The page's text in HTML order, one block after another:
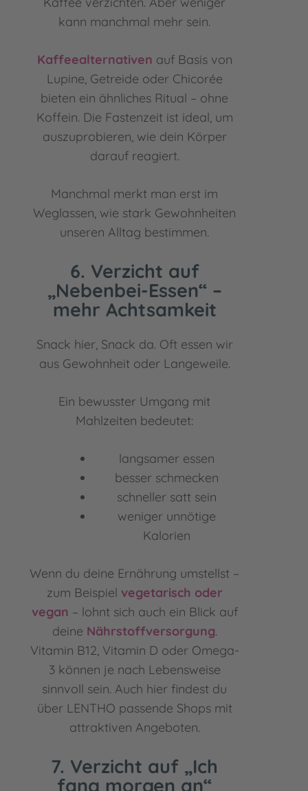
kann manchmal mehr sein.
Kaffeealternativen auf Basis von
Lupine, Getreide oder Chicorée
bieten ein ähnliches Ritual – ohne
Koffein. Die Fastenzeit ist ideal, um
auszuprobieren, wie dein Körper
darauf reagiert.
Manchmal merkt man erst im
Weglassen, wie stark Gewohnheiten
unseren Alltag bestimmen.
6. Verzicht auf
„Nebenbei-Essen“ –
mehr Achtsamkeit
Snack hier, Snack da. Oft essen wir
aus Gewohnheit oder Langeweile.
Ein bewusster Umgang mit
Mahlzeiten bedeutet:
langsamer essen
besser schmecken
schneller satt sein
weniger unnötige
Kalorien
Wenn du deine Ernährung umstellst –
zum Beispiel vegetarisch oder
vegan – lohnt sich auch ein Blick auf
deine Nährstoffversorgung.
Vitamin B12, Vitamin D oder Omega-
3 können je nach Lebensweise
sinnvoll sein. Auch hier findest du
über LENTHO passende Shops mit
attraktiven Angeboten.
7. Verzicht auf „Ich
fang morgen an“